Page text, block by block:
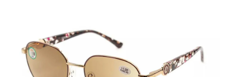
hvězdiček.